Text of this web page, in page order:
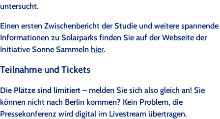
untersucht.
Einen ersten Zwischenbericht der Studie und weitere spannende
Informationen zu Solarparks finden Sie auf der Webseite der
Initiative Sonne Sammeln hier.
Teilnahme und Tickets
Die Plätze sind limitiert – melden Sie sich also gleich an! Sie
können nicht nach Berlin kommen? Kein Problem, die
Pressekonferenz wird digital im Livestream übertragen.